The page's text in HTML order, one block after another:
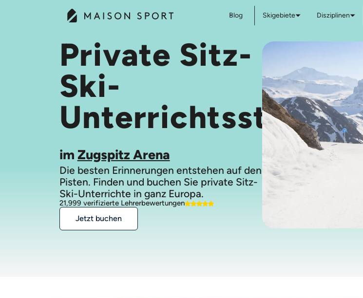
Blog Skigebiete Disziplinen
Private Sitz-
Ski-
Unterrichtsstunden
im Zugspitz Arena
Die besten Erinnerungen entstehen auf den
Pisten. Finden und buchen Sie private Sitz-
Ski-Unterrichte in ganz Europa.
21,999 verifizierte Lehrerbewertungen
Jetzt buchen